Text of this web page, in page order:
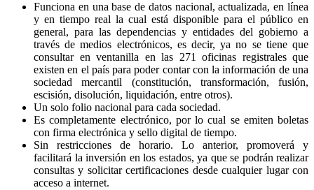
Funciona en una base de datos nacional, actualizada, en línea
y en tiempo real la cual está disponible para el público en
general, para las dependencias y entidades del gobierno a
través de medios electrónicos, es decir, ya no se tiene que
consultar en ventanilla en las 271 oficinas registrales que
existen en el país para poder contar con la información de una
sociedad mercantil (constitución, transformación, fusión,
escisión, disolución, liquidación, entre otros).
Un solo folio nacional para cada sociedad.
Es completamente electrónico, por lo cual se emiten boletas
con firma electrónica y sello digital de tiempo.
Sin restricciones de horario. Lo anterior, promoverá y
facilitará la inversión en los estados, ya que se podrán realizar
consultas y solicitar certificaciones desde cualquier lugar con
acceso a internet.